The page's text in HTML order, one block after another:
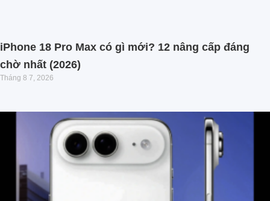
iPhone 18 Pro Max có gì mới? 12 nâng cấp đáng
chờ nhất (2026)
Tháng 8 7, 2026